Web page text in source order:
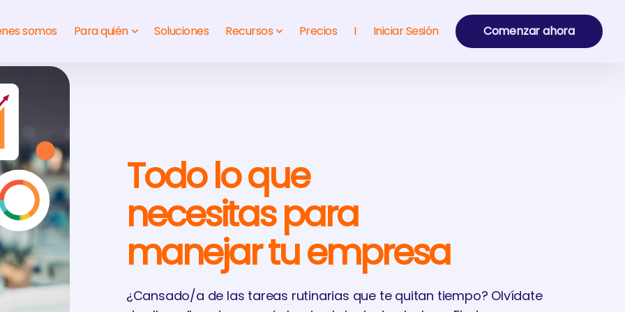
somos Para quién Soluciones Recursos Precios I Iniciar Sesión Comenzar ahora
Todo lo que
necesitas para
manejar tu empresa
¿Cansado/a de las tareas rutinarias que te quitan tiempo? Olvídate